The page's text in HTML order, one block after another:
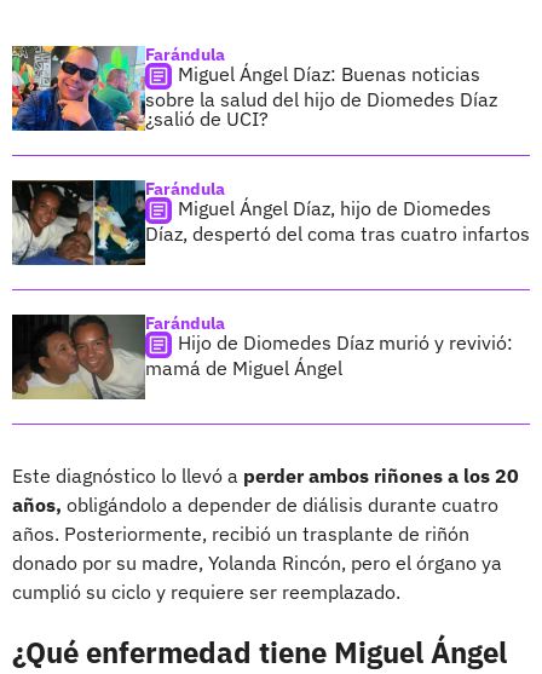
Farándula
Miguel Ángel Díaz: Buenas noticias
sobre la salud del hijo de Diomedes Díaz
¿salió de UCI?
Farándula
Miguel Ángel Díaz, hijo de Diomedes
Díaz, despertó del coma tras cuatro infartos
Farándula
Hijo de Diomedes Díaz murió y revivió:
mamá de Miguel Ángel
Este diagnóstico lo llevó a perder ambos riñones a los 20
años, obligándolo a depender de diálisis durante cuatro
años. Posteriormente, recibió un trasplante de riñón
donado por su madre, Yolanda Rincón, pero el órgano ya
cumplió su ciclo y requiere ser reemplazado.
¿Qué enfermedad tiene Miguel Ángel